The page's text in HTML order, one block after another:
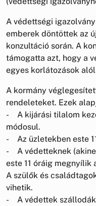
A védettségi
emberek döntöttek az
konzultáció során. A
támogatta azt, hogy a
egyes korlátozások
A kormány
rendeleteket. Ezek
- A kijárási tilalom
módosul.
- Az üzletekben este
- A védetteknek
este 11 óráig megnyílik
A szülők és
vihetik.
- A védettek